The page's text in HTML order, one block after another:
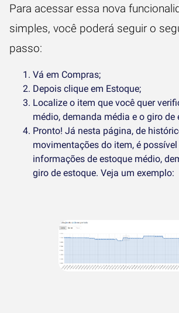
Para acessar essa nova
simples, você poderá seguir o
passo:
Vá em Compras;
Depois clique em Estoque;
Localize o item que você quer
médio, demanda média e o giro de
Pronto! Já nesta página, de
movimentações do item, é
informações de estoque médio,
giro de estoque. Veja um exemplo: